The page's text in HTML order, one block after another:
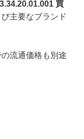
買
主要なブランド
流通価格も別途